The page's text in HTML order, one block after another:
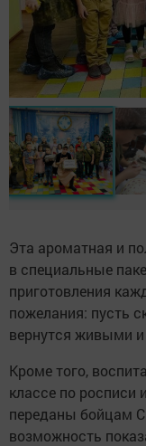
Эта ароматная и
в специальные
приготовления
пожелания: пусть
вернутся живыми
Кроме того,
классе по
переданы бойцам
возможность